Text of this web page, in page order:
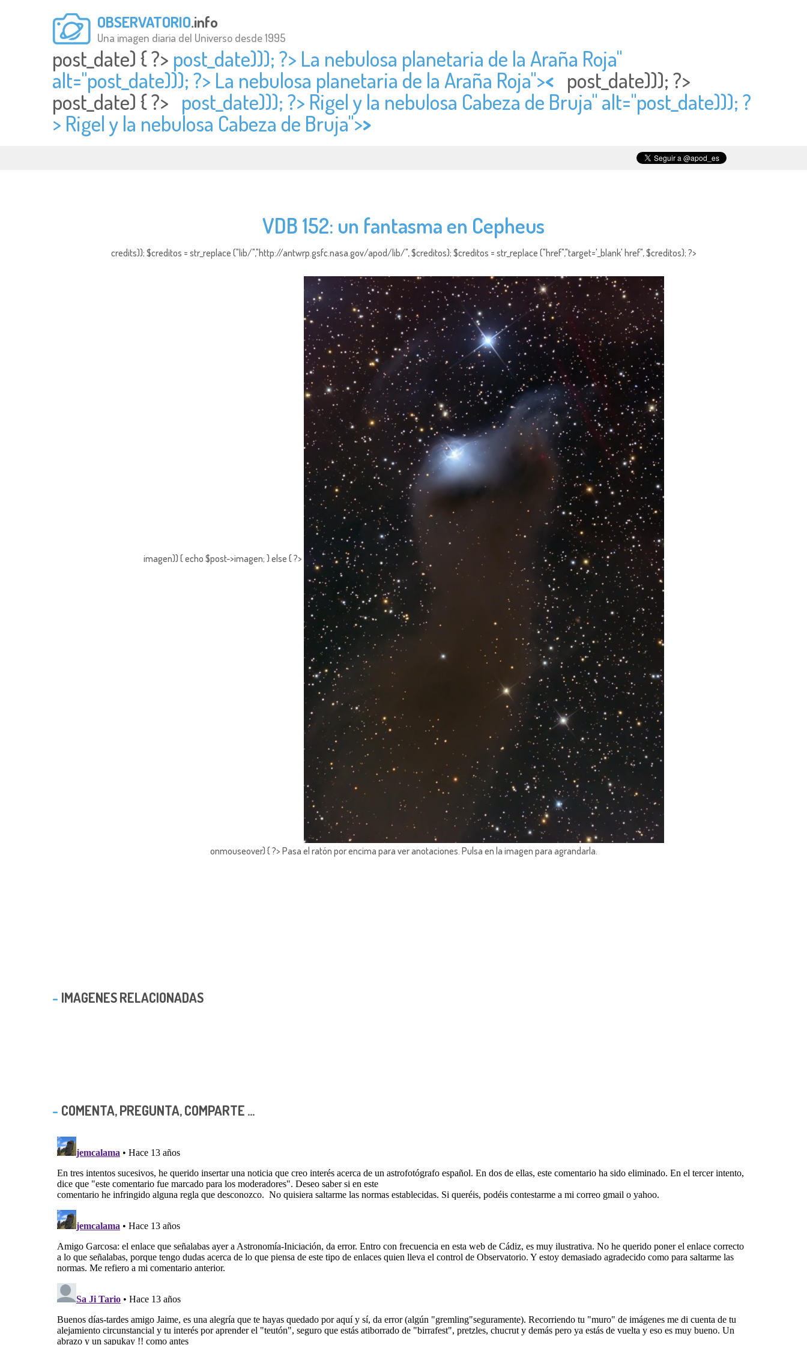
OBSERVATORIO.info
Una imagen diaria del Universo desde 1995
post_date) { ?> post_date))); ?> La nebulosa planetaria de la Araña Roja"
alt="post_date))); ?> La nebulosa planetaria de la Araña Roja">< post_date))); ?>
post_date) { ?> post_date))); ?> Rigel y la nebulosa Cabeza de Bruja" alt="post_date))); ?
> Rigel y la nebulosa Cabeza de Bruja">>
VDB 152: un fantasma en Cepheus
credits)); $creditos = str_replace ("lib/","http://antwrp.gsfc.nasa.gov/apod/lib/", $creditos); $creditos = str_replace ("href","target='_blank' href", $creditos); ?>
imagen)) { echo $post->imagen; } else { ?>
onmouseover) { ?> Pasa el ratón por encima para ver anotaciones. Pulsa en la imagen para agrandarla.
IMAGENES RELACIONADAS
COMENTA, PREGUNTA, COMPARTE ...